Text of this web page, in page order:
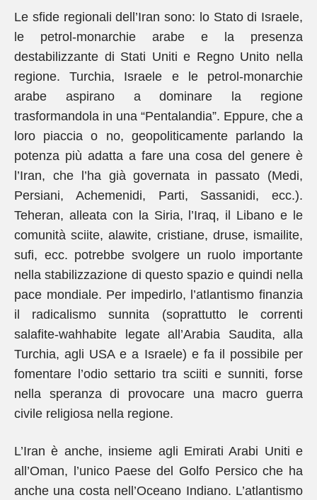
Le sfide regionali dell’Iran sono: lo Stato di Israele,
le petrol-monarchie arabe e la presenza
destabilizzante di Stati Uniti e Regno Unito nella
regione. Turchia, Israele e le petrol-monarchie
arabe aspirano a dominare la regione
trasformandola in una “Pentalandia”. Eppure, che a
loro piaccia o no, geopoliticamente parlando la
potenza più adatta a fare una cosa del genere è
l’Iran, che l’ha già governata in passato (Medi,
Persiani, Achemenidi, Parti, Sassanidi, ecc.).
Teheran, alleata con la Siria, l’Iraq, il Libano e le
comunità sciite, alawite, cristiane, druse, ismailite,
sufi, ecc. potrebbe svolgere un ruolo importante
nella stabilizzazione di questo spazio e quindi nella
pace mondiale. Per impedirlo, l’atlantismo finanzia
il radicalismo sunnita (soprattutto le correnti
salafite-wahhabite legate all’Arabia Saudita, alla
Turchia, agli USA e a Israele) e fa il possibile per
fomentare l’odio settario tra sciiti e sunniti, forse
nella speranza di provocare una macro guerra
civile religiosa nella regione.
L’Iran è anche, insieme agli Emirati Arabi Uniti e
all’Oman, l’unico Paese del Golfo Persico che ha
anche una costa nell’Oceano Indiano. L’atlantismo